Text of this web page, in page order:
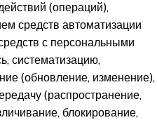
(операций),
средств автоматизации
с персональными
систематизацию,
(обновление, изменение),
(распространение,
блокирование,